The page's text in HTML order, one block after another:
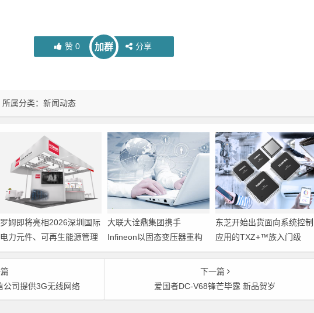
赞0 加群 分享
属分类： 新闻动态
罗姆即将亮相2026深圳国际
电力元件、可再生能源管理
展览会暨研讨会
大联大诠鼎集团携手
Infineon以固态变压器重构
配电效率新标杆
东芝开始出货面向系统控制
应用的TXZ+™族入门级
M4V组（搭载Arm
Cortex‑M4内核的标准微控
制器）工程样品
公司提供3G无线网络
下一篇
爱国者DC-V68锋芒毕露 新品贺岁